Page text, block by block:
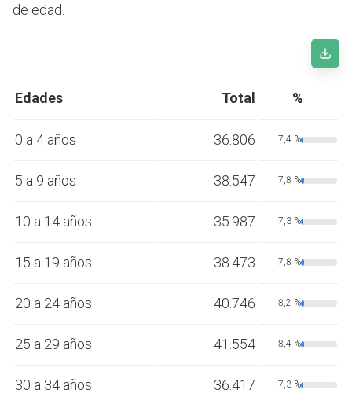
de edad.
Edades Total %
0 a 4 años 36.806 7,4 %
5 a 9 años 38.547 7,8 %
10 a 14 años 35.987 7,3 %
15 a 19 años 38.473 7,8 %
20 a 24 años 40.746 8,2 %
25 a 29 años 41.554 8,4 %
30 a 34 años 36.417 7,3 %